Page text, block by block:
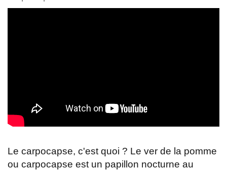
Le carpocapse, c'est quoi ? Le ver de la pomme
ou carpocapse est un papillon nocturne au